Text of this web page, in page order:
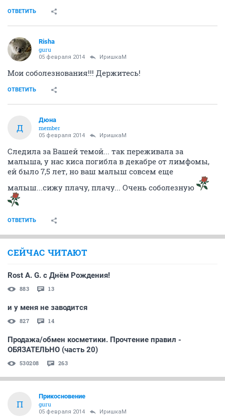
ОТВЕТИТЬ
Risha
guru
05 февраля 2014 ИришкаМ
Мои соболезнования!!! Держитесь!
ОТВЕТИТЬ
Д
Дюна
member
05 февраля 2014 ИришкаМ
Следила за Вашей темой... так переживала за
малыша, у нас киса погибла в декабре от лимфомы,
ей было 7,5 лет, но ваш малыш совсем еще
малыш...сижу плачу, плачу... Очень соболезную
ОТВЕТИТЬ
СЕЙЧАС ЧИТАЮТ
Rost A. G. с Днём Рождения!
883 13
и у меня не заводится
827 14
Продажа/обмен косметики. Прочтение правил -
ОБЯЗАТЕЛЬНО (часть 20)
530208 263
П
Прикосновение
guru
05 февраля 2014 ИришкаМ